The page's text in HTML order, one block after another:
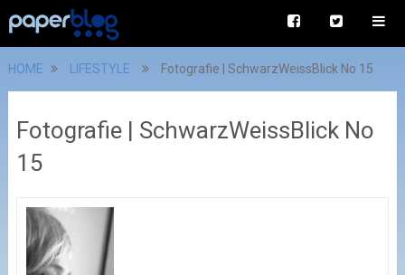
HOME LIFESTYLE Fotografie | SchwarzWeissBlick No 15
Fotografie | SchwarzWeissBlick No
15